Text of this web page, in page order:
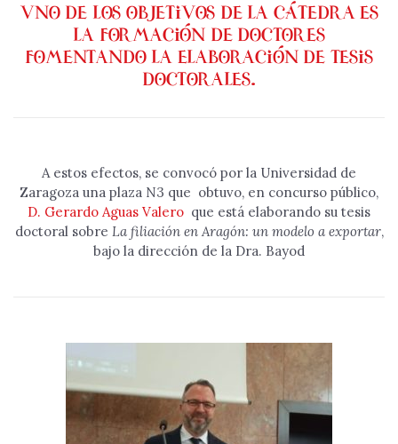
Uno de los objetivos de la cátedra es
la formación de doctores
fomentando la elaboración de tesis
doctorales.
A estos efectos, se convocó por la Universidad de
Zaragoza una plaza N3 que obtuvo, en concurso público,
D. Gerardo Aguas Valero que está elaborando su tesis
doctoral sobre La filiación en Aragón: un modelo a exportar,
bajo la dirección de la Dra. Bayod